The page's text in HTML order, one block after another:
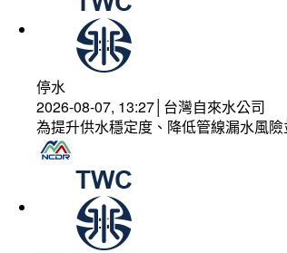
停水
2026-08-07, 13:27│台灣自來水公司
為提升供水穩定度、降低管線漏水風